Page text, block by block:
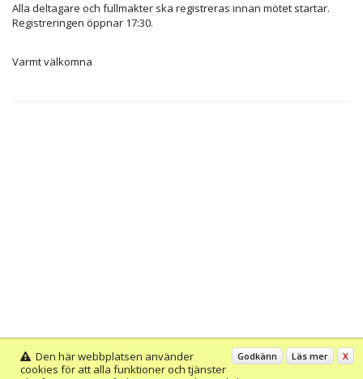
Alla deltagare och fullmakter ska registreras innan mötet startar.
Registreringen öppnar 17:30.
Varmt välkomna
Godkänn Läs mer X
Den här webbplatsen använder
cookies för att alla funktioner och tjänster